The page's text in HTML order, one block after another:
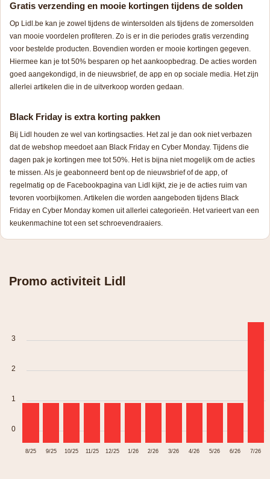
Gratis verzending en mooie kortingen tijdens de solden
Op Lidl.be kan je zowel tijdens de wintersolden als tijdens de zomersolden
van mooie voordelen profiteren. Zo is er in die periodes gratis verzending
voor bestelde producten. Bovendien worden er mooie kortingen gegeven.
Hiermee kan je tot 50% besparen op het aankoopbedrag. De acties worden
goed aangekondigd, in de nieuwsbrief, de app en op sociale media. Het zijn
allerlei artikelen die in de uitverkoop worden gedaan.
Black Friday is extra korting pakken
Bij Lidl houden ze wel van kortingsacties. Het zal je dan ook niet verbazen
dat de webshop meedoet aan Black Friday en Cyber Monday. Tijdens die
dagen pak je kortingen mee tot 50%. Het is bijna niet mogelijk om de acties
te missen. Als je geabonneerd bent op de nieuwsbrief of de app, of
regelmatig op de Facebookpagina van Lidl kijkt, zie je de acties ruim van
tevoren voorbijkomen. Artikelen die worden aangeboden tijdens Black
Friday en Cyber Monday komen uit allerlei categorieën. Het varieert van een
keukenmachine tot een set schroevendraaiers.
Promo activiteit Lidl
3
2
1
0
8/25 9/25 10/25 11/25 12/25 1/26 2/26 3/26 4/26 5/26 6/26 7/26